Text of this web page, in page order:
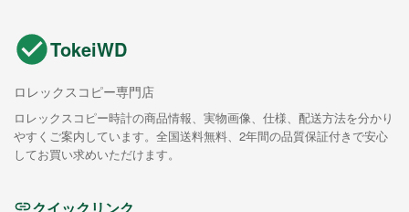
TokeiWD
ロレックスコピー専門店
ロレックスコピー時計の商品情報、実物画像、仕様、配送方法を分かり
やすくご案内しています。全国送料無料、2年間の品質保証付きで安心
してお買い求めいただけます。